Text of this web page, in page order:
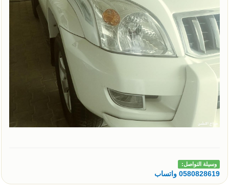
وسيلة التواصل:
0580828619 واتساب